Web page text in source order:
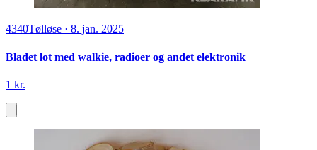
4340Tølløse · 8. jan. 2025
Bladet lot med walkie, radioer og andet elektronik
1 kr.